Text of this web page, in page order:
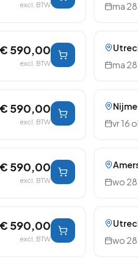
excl. BTW ma 28
€ 590,00
excl. BTW ma 28
€ 590,00
excl. BTW vr 16
€ 590,00
excl. BTW wo 28
€ 590,00
excl. BTW wo 28